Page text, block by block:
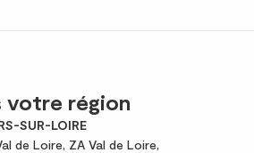
votre région
SUR-LOIRE
de Loire, ZA Val de Loire,